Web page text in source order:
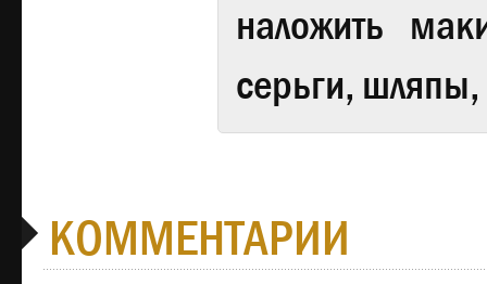
наложить
серьги,
КОММЕНТАРИИ